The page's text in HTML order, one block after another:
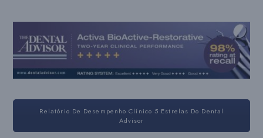
Relatório De Desempenho Clínico 5 Estrelas Do Dental
Advisor